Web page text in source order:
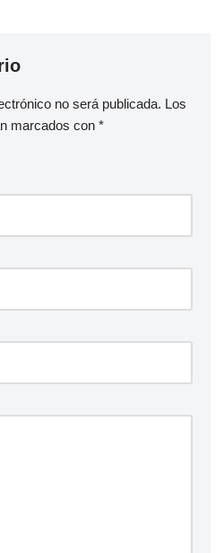
no será publicada. Los
marcados con *